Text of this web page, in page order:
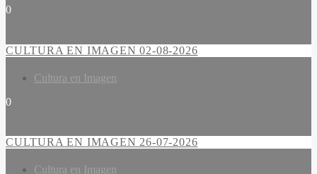
0
CULTURA EN IMAGEN 02-08-2026
Cultura en Imagen
0
CULTURA EN IMAGEN 26-07-2026
Cultura en Imagen